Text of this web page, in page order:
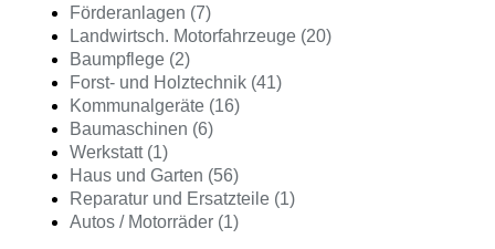
Förderanlagen (7)
Landwirtsch. Motorfahrzeuge (20)
Baumpflege (2)
Forst- und Holztechnik (41)
Kommunalgeräte (16)
Baumaschinen (6)
Werkstatt (1)
Haus und Garten (56)
Reparatur und Ersatzteile (1)
Autos / Motorräder (1)